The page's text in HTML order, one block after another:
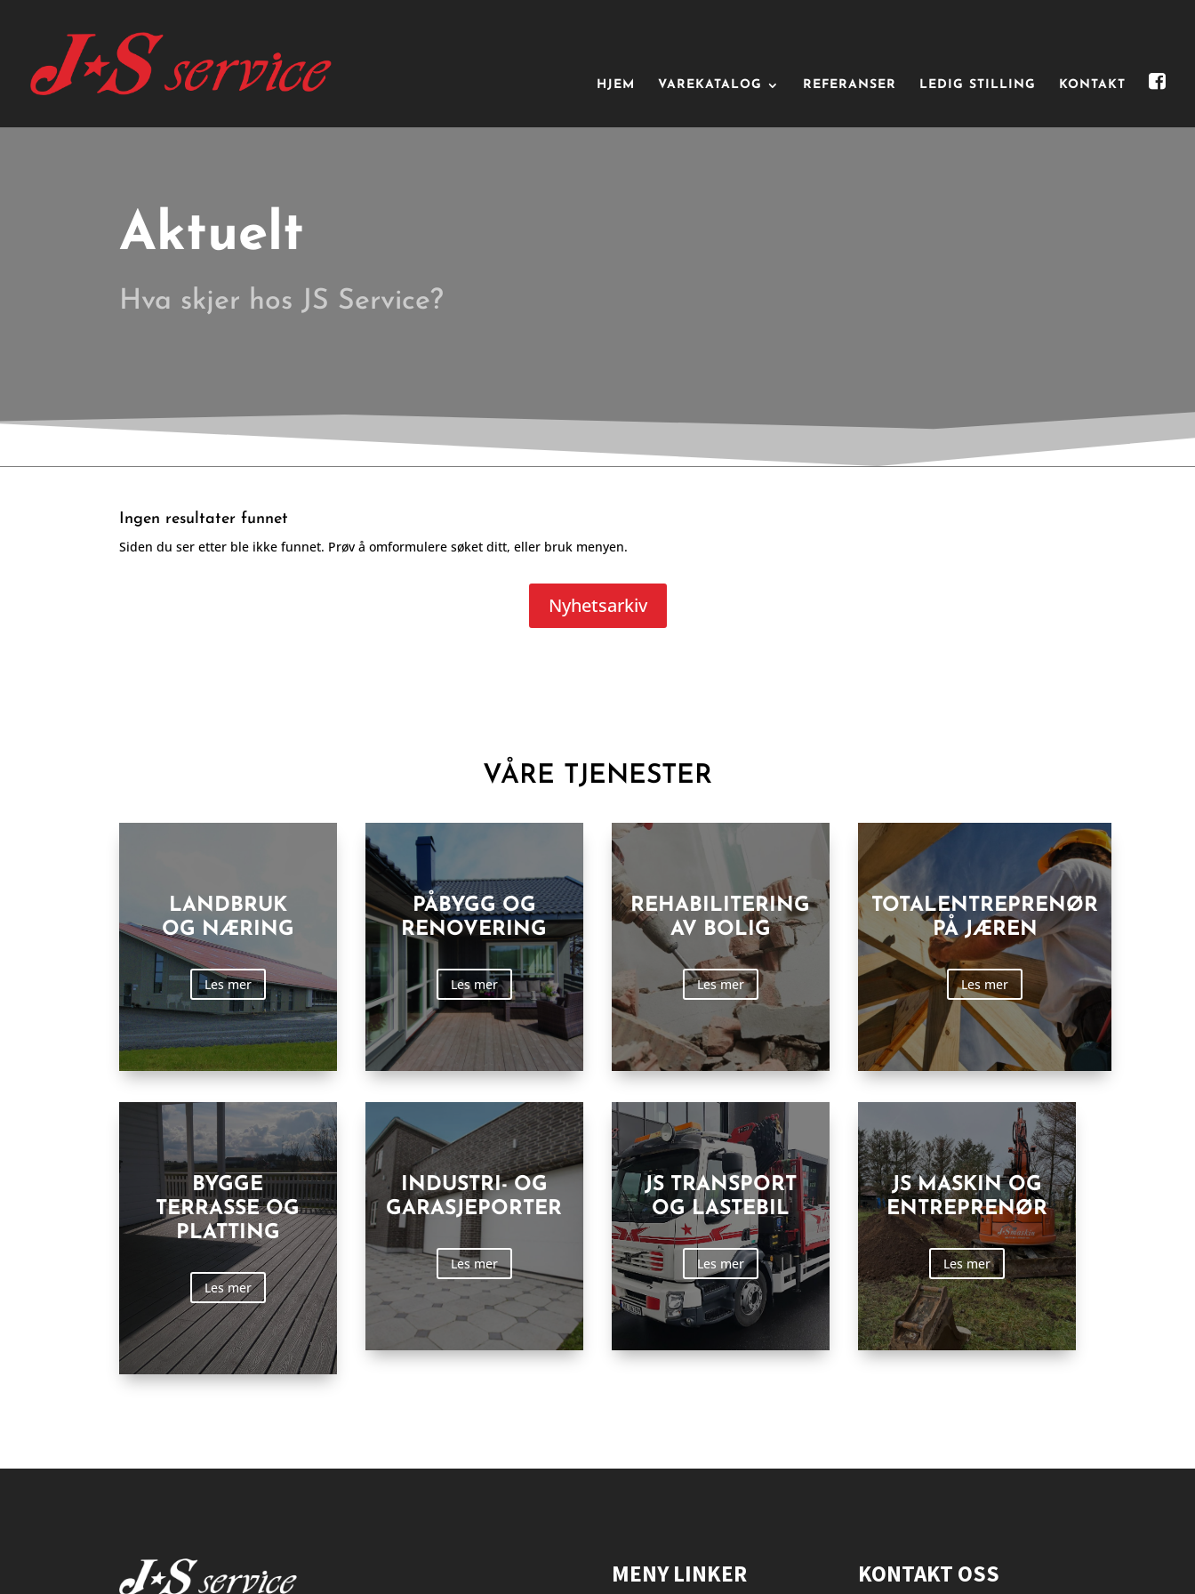
HJEM VAREKATALOG REFERANSER LEDIG STILLING KONTAKT
Aktuelt
Hva skjer hos JS Service?
Ingen resultater funnet
Siden du ser etter ble ikke funnet. Prøv å omformulere søket ditt, eller bruk menyen.
Nyhetsarkiv
VÅRE TJENESTER
LANDBRUK
OG NÆRING
Les mer
PÅBYGG OG
RENOVERING
Les mer
REHABILITERING
AV BOLIG
Les mer
TOTALENTREPRENØR
PÅ JÆREN
Les mer
BYGGE
TERRASSE OG
PLATTING
Les mer
INDUSTRI- OG
GARASJEPORTER
Les mer
JS TRANSPORT
OG LASTEBIL
Les mer
JS MASKIN OG
ENTREPRENØR
Les mer
MENY LINKER KONTAKT OSS